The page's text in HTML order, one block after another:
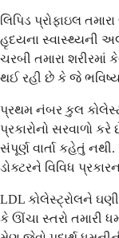
લિપિડ પ્રોફાઇલ
હૃદયના સ્વાસ્થ્યની
ચરબી તમારા
થઈ રહી છે કે જે
પ્રથમ નંબર કુલ
પ્રકારોનો સરવાળો
સંપૂર્ણ વાર્તા કહેતું
ડોક્ટરને વિવિધ
LDL કોલેસ્ટ્રોલને
કે ઊંચા સ્તરો તમારી